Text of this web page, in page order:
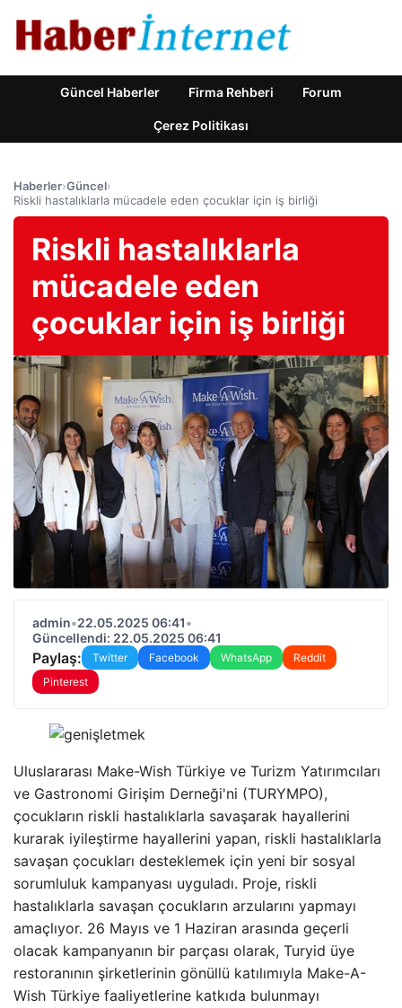
Güncel Haberler Firma Rehberi Forum
Çerez Politikası
Haberler›Güncel›
Riskli hastalıklarla mücadele eden çocuklar için iş birliği
Riskli hastalıklarla
mücadele eden
çocuklar için iş birliği
admin•22.05.2025 06:41•
Güncellendi: 22.05.2025 06:41
Paylaş: Twitter Facebook WhatsApp
Reddit
Pinterest
Uluslararası Make-Wish Türkiye ve Turizm Yatırımcıları
ve Gastronomi Girişim Derneği'ni (TURYMPO),
çocukların riskli hastalıklarla savaşarak hayallerini
kurarak iyileştirme hayallerini yapan, riskli hastalıklarla
savaşan çocukları desteklemek için yeni bir sosyal
sorumluluk kampanyası uyguladı. Proje, riskli
hastalıklarla savaşan çocukların arzularını yapmayı
amaçlıyor. 26 Mayıs ve 1 Haziran arasında geçerli
olacak kampanyanın bir parçası olarak, Turyid üye
restoranının şirketlerinin gönüllü katılımıyla Make-A-
Wish Türkiye faaliyetlerine katkıda bulunmayı